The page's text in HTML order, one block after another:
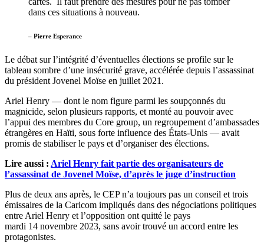
dans ces situations à nouveau.
– Pierre Esperance
Le débat sur l’intégrité d’éventuelles élections se profile sur le
tableau sombre d’une insécurité grave, accélérée depuis l’assassinat
du président Jovenel Moïse en juillet 2021.
Ariel Henry — dont le nom figure parmi les soupçonnés du
magnicide, selon plusieurs rapports, et monté au pouvoir avec
l’appui des membres du Core group, un regroupement d’ambassades
étrangères en Haïti, sous forte influence des États-Unis — avait
promis de stabiliser le pays et d’organiser des élections.
Lire aussi : Ariel Henry fait partie des organisateurs de
l’assassinat de Jovenel Moïse, d’après le juge d’instruction
Plus de deux ans après, le CEP n’a toujours pas un conseil et trois
émissaires de la Caricom impliqués dans des négociations politiques
entre Ariel Henry et l’opposition ont quitté le pays
mardi 14 novembre 2023, sans avoir trouvé un accord entre les
protagonistes.